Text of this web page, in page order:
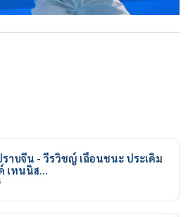
าบจีน - วีรวิชญ์ เฉือนชนะ ประเดิม
เทนนิส…